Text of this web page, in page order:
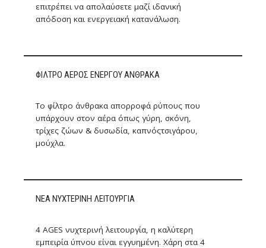
επιτρέπει να απολαύσετε μαζί ιδανική
απόδοση και ενεργειακή κατανάλωση.
ΦΙΛΤΡΟ ΑΕΡΟΣ ΕΝΕΡΓΟΥ ΑΝΘΡΑΚΑ
Το φίλτρο άνθρακα απορροφά ρύπους που
υπάρχουν στον αέρα όπως γύρη, σκόνη,
τρίχες ζώων & δυσωδία, καπνόςτσιγάρου,
μούχλα.
ΝΕΑ ΝΥΧΤΕΡΙΝΗ ΛΕΙΤΟΥΡΓΙΑ
4 AGES νυχτερινή λειτουργία, η καλύτερη
εμπειρία ύπνου είναι εγγυημένη. Χάρη στα 4